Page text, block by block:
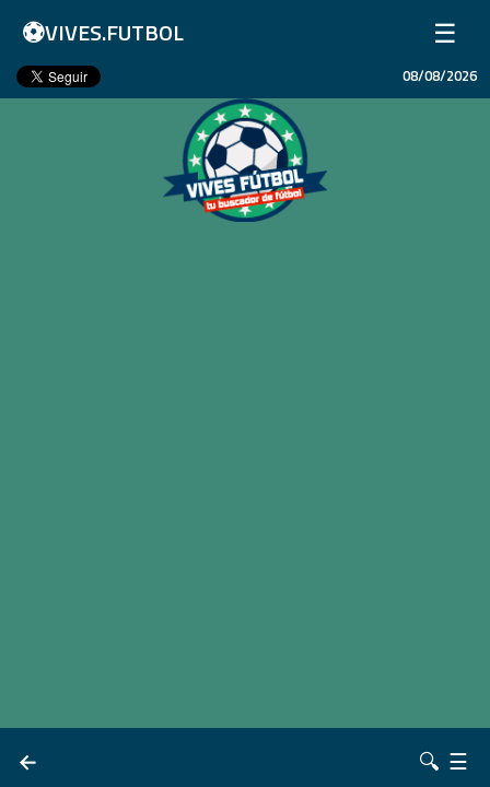
⚽VIVES.FUTBOL ☰
Inicio
08/08/2026
←
Vives 🔍 ☰